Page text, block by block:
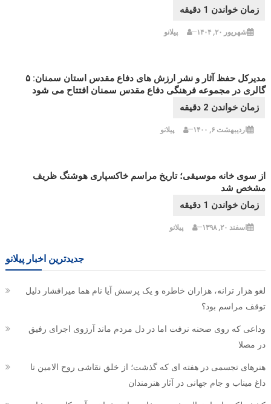
شهریور ۲۰, ۱۴۰۴ پیلانو
مدیرکل حفظ آثار و نشر ارزش های دفاع مقدس استان سمنان: ۵
گالری در مجموعه فرهنگی دفاع مقدس سمنان افتتاح می شود
اردیبهشت ۶, ۱۴۰۰ پیلانو
از سوی خانه موسیقی؛ تاریخ مراسم خاکسپاری هوشنگ ظریف
مشخص شد
اسفند ۲۰, ۱۳۹۸ پیلانو
جدیدترین اخبار پیلانو
لغو هزار ترانه، هزاران خاطره و یک پرسش آیا نام هما میرافشار دلیل
توقف مراسم بود؟
وداعی که روی صحنه نرفت اما در دل مردم ماند آرزوی اجرای رفیق
در مصلا
هنرهای تجسمی در هفته ای که گذشت؛ از خلق نقاشی روح الامین تا
داغ میناب و جام جهانی در آثار هنرمندان